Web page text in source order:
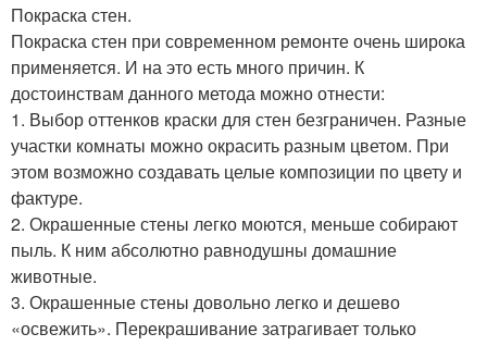
Покраска стен.
Покраска стен при современном ремонте очень широка
применяется. И на это есть много причин. К
достоинствам данного метода можно отнести:
1. Выбор оттенков краски для стен безграничен. Разные
участки комнаты можно окрасить разным цветом. При
этом возможно создавать целые композиции по цвету и
фактуре.
2. Окрашенные стены легко моются, меньше собирают
пыль. К ним абсолютно равнодушны домашние
животные.
3. Окрашенные стены довольно легко и дешево
«освежить». Перекрашивание затрагивает только